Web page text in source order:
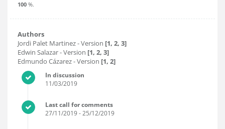
100 %.
Authors
Jordi Palet Martinez- Version [1, 2, 3]
Edwin Salazar- Version [1, 2, 3]
Edmundo Cázarez- Version [1, 2]
In discussion
11/03/2019
Last call for comments
27/11/2019- 25/12/2019